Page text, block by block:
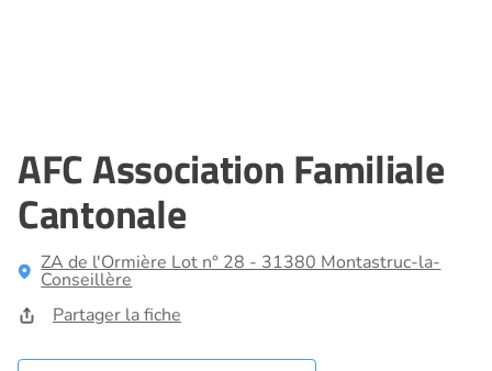
AFC Association Familiale
Cantonale
ZA de l'Ormière Lot n° 28 - 31380 Montastruc-la-
Conseillère
Partager la fiche